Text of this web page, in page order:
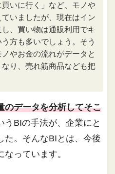
いに行く」など、モノや
いましたが、現在はイン
、買い物は通販利用でキ
方も多いでしょう。そう
やお金の流れがデータと
り、売れ筋商品なども把
のデータを分析してそこ
うBIの手法が、企業にと
た。そんなBIとは、今後
っています。